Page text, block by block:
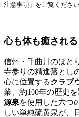
注意事項」をご覧ください
心も体も癒され
信州・千曲川のほと
寺参りの精進落とし
心に位置するクラブ
業、約100年の歴史
源泉を使用した六つ
しい単純硫黄泉が、